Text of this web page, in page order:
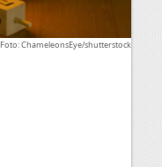
Foto: ChameleonsEye/shutterstock